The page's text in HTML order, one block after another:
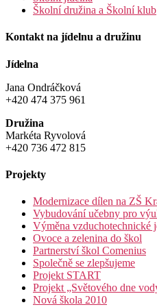
Školní družina a Školní klub
Kontakt na jídelnu a družinu
Jídelna
Jana Ondráčková
+420 474 375 961
Družina
Markéta Ryvolová
+420 736 472 815
Projekty
Modernizace dílen na ZŠ
Vybudování učebny pro
Výměna vzduchotechnické
Ovoce a zelenina do škol
Partnerství škol Comenius
Společně se zlepšujeme
Projekt START
Projekt „Světového dne
Nová škola 2010